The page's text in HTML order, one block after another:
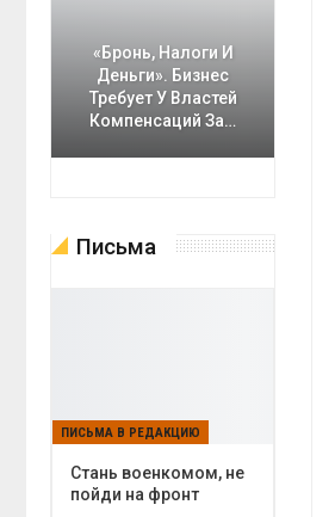
«Бронь, Налоги И
Деньги». Бизнес
Требует У Властей
Компенсаций За…
Письма
ПИСЬМА В РЕДАКЦИЮ
Cтань военкомом, не
пойди на фронт